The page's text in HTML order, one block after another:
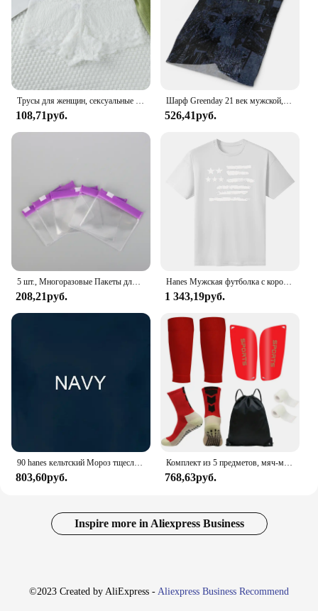
108,71руб. 526,41руб.
208,21руб.
Hanes Мужская футболка с короткими рукавами и графическим рисунком, коллекция высококачественных футболок с круглым вырезом и короткими рукавами, топы, одежда
1 343,19руб.
803,60руб.
Комплект из 5 предметов, мяч-мешок на шнурке, футбольные носки для мужчин и женщин, защита для ног, накладки на голени для спортивных тренировок, чехол для ног, бандаж для футбольных носков
768,63руб.
Inspire more in Aliexpress Business
©2023 Created by AliExpress - Aliexpress Business Recommend